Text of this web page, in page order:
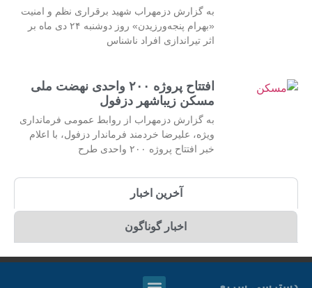
به گزارش دزمهراب شهید برقراری نظم و امنیت
«بهرام پنجه‌ورزیدن» روز دوشنبه ۲۴ دی ماه بر
اثر تیراندازی افراد ناشناس
افتتاح پروژه ۲۰۰ واحدی نهضت ملی
مسکن زیباشهر دزفول
به گزارش دزمهراب از روابط عمومی فرمانداری
ویژه، علیرضا خردمند فرماندار دزفول، با اعلام
خبر افتتاح پروژه ۲۰۰ واحدی طرح
آخرین اخبار
اخبار گوناگون